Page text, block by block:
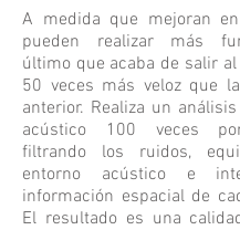
A medida que mejoran
pueden realizar más
último que acaba de salir
50 veces más veloz que
anterior. Realiza un
acústico 100 veces
filtrando los ruidos,
entorno acústico e
información espacial de
El resultado es una